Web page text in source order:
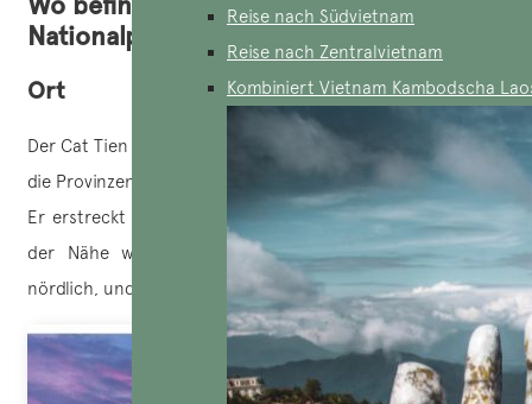
Reise nach Südvietnam
Reise nach Zentralvietnam
Kombiniert Vietnam Kambodscha
Nationalpark?
Ort
Der Cat Tien Nationalpark liegt im
, wo sich
die Provinzen Binh Phuoc, Lam Dong und Dong Nai treffen.
Er erstreckt sich über etwa 700 km² und befindet sich in
der Nähe wichtiger Städte wie Da Lat, etwa 150 km
nördlich, und Ho Chi Minh Stadt, 150 km südöstlich.